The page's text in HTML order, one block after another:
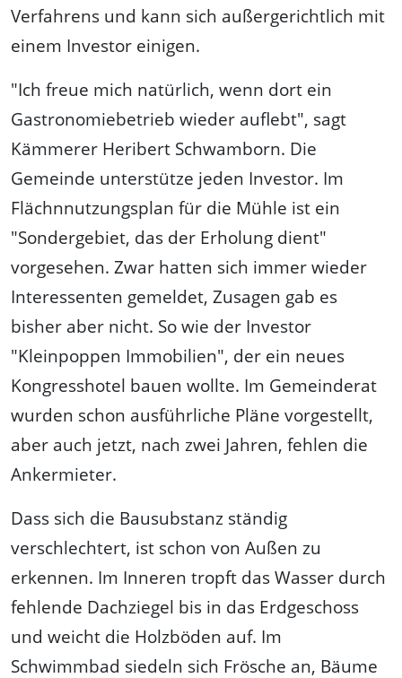
Verfahrens und kann sich außergerichtlich mit
einem Investor einigen.
"Ich freue mich natürlich, wenn dort ein
Gastronomiebetrieb wieder auflebt", sagt
Kämmerer Heribert Schwamborn. Die
Gemeinde unterstütze jeden Investor. Im
Flächnnutzungsplan für die Mühle ist ein
"Sondergebiet, das der Erholung dient"
vorgesehen. Zwar hatten sich immer wieder
Interessenten gemeldet, Zusagen gab es
bisher aber nicht. So wie der Investor
"Kleinpoppen Immobilien", der ein neues
Kongresshotel bauen wollte. Im Gemeinderat
wurden schon ausführliche Pläne vorgestellt,
aber auch jetzt, nach zwei Jahren, fehlen die
Ankermieter.
Dass sich die Bausubstanz ständig
verschlechtert, ist schon von Außen zu
erkennen. Im Inneren tropft das Wasser durch
fehlende Dachziegel bis in das Erdgeschoss
und weicht die Holzböden auf. Im
Schwimmbad siedeln sich Frösche an, Bäume